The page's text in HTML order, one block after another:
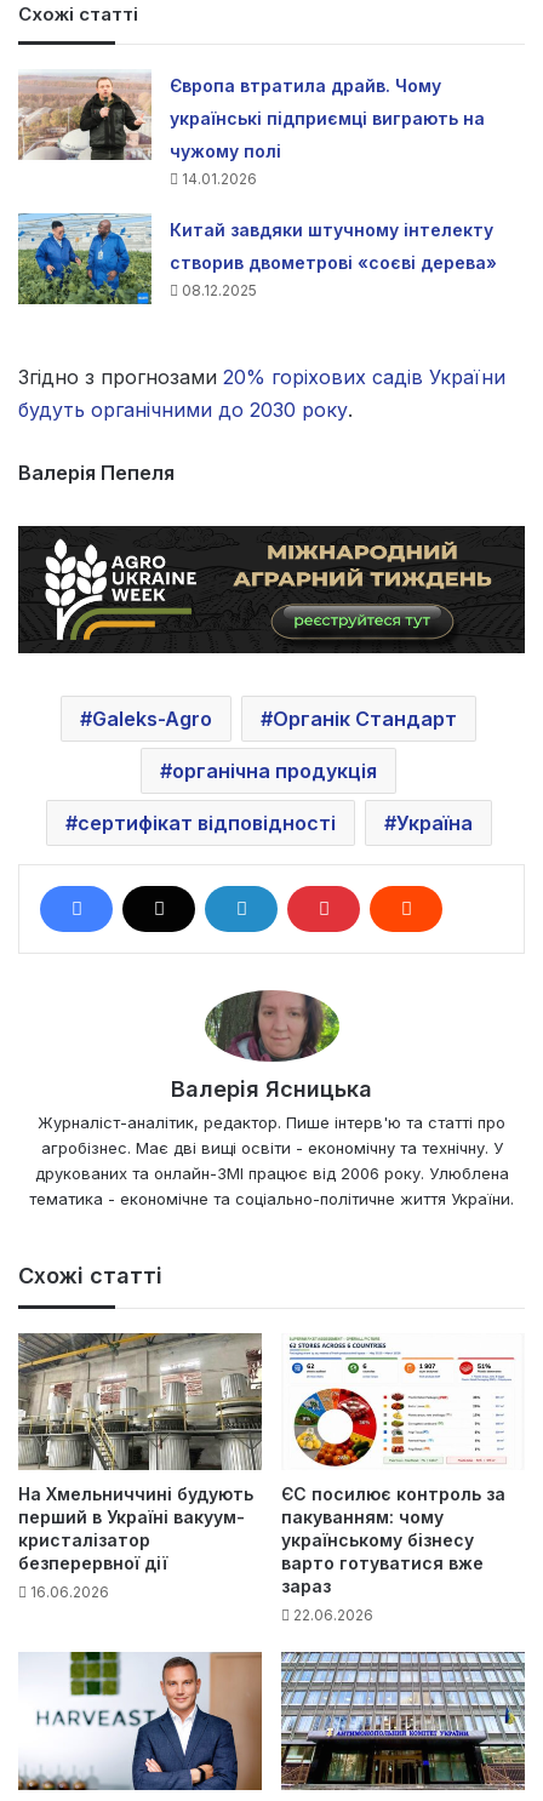
Схожі статті
Європа втратила драйв. Чому
українські підприємці виграють на
чужому полі
14.01.2026
Китай завдяки штучному інтелекту
створив двометрові «соєві дерева»
08.12.2025
Згідно з прогнозами 20% горіхових садів України
будуть органічними до 2030 року.
Валерія Пепеля
Galeks-Agro Органік Стандарт
органічна продукція
сертифікат відповідності Україна
Валерія Ясницька
Журналіст-аналітик, редактор. Пише інтерв'ю та статті про
агробізнес. Має дві вищі освіти - економічну та технічну. У
друкованих та онлайн-ЗМІ працює від 2006 року. Улюблена
тематика - економічне та соціально-політичне життя України.
Схожі статті
На Хмельниччині будують
перший в Україні вакуум-
кристалізатор
безперервної дії
16.06.2026
ЄС посилює контроль за
пакуванням: чому
українському бізнесу
варто готуватися вже
зараз
22.06.2026